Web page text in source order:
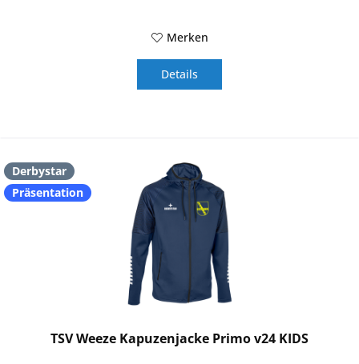
Merken
Details
Derbystar
Präsentation
TSV Weeze Kapuzenjacke Primo v24 KIDS